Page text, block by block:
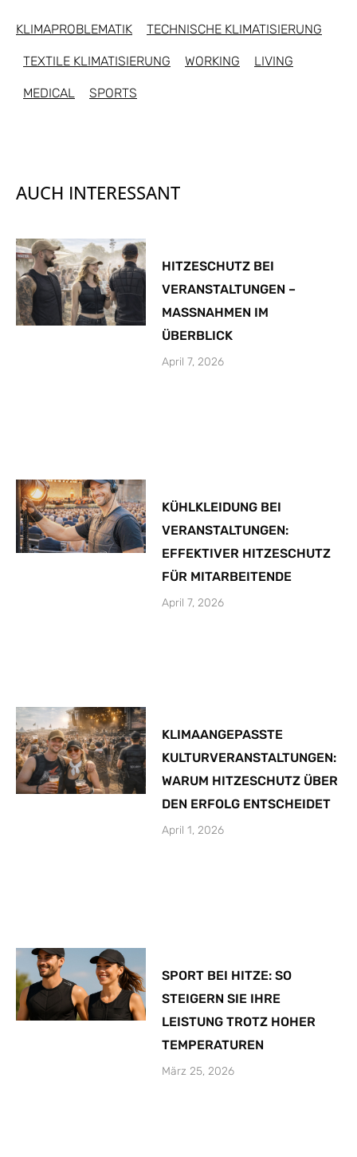
KLIMAPROBLEMATIK TECHNISCHE KLIMATISIERUNG
TEXTILE KLIMATISIERUNG WORKING LIVING
MEDICAL SPORTS
AUCH INTERESSANT
HITZESCHUTZ BEI
VERANSTALTUNGEN –
MASSNAHMEN IM
ÜBERBLICK
April 7, 2026
KÜHLKLEIDUNG BEI
VERANSTALTUNGEN:
EFFEKTIVER HITZESCHUTZ
FÜR MITARBEITENDE
April 7, 2026
KLIMAANGEPASSTE
KULTURVERANSTALTUNGEN:
WARUM HITZESCHUTZ ÜBER
DEN ERFOLG ENTSCHEIDET
April 1, 2026
SPORT BEI HITZE: SO
STEIGERN SIE IHRE
LEISTUNG TROTZ HOHER
TEMPERATUREN
März 25, 2026